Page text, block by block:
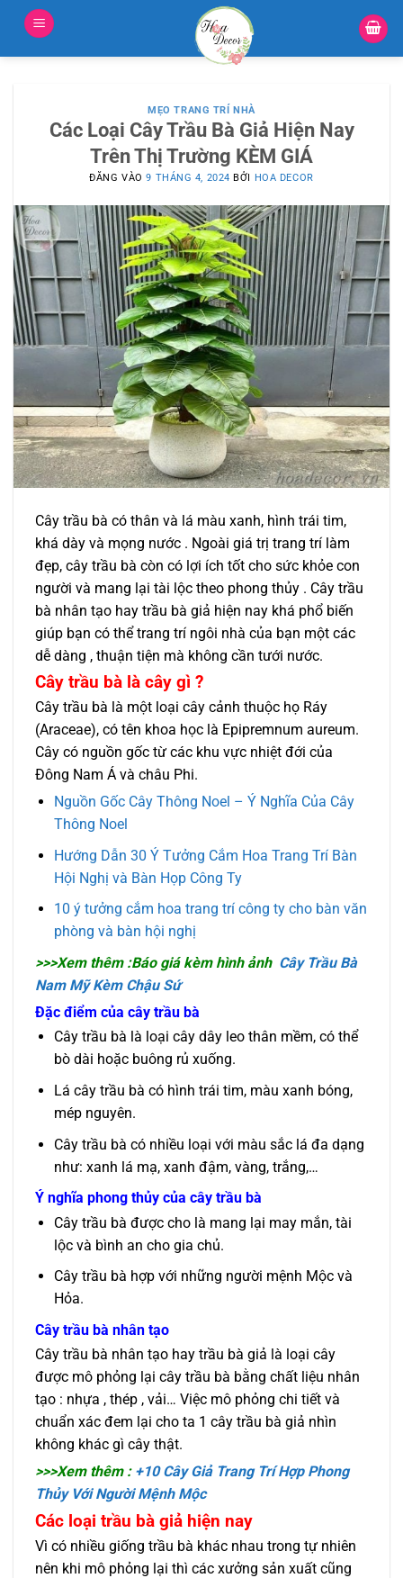
nội
MẸO TRANG TRÍ NHÀ
Các Loại Cây Trầu Bà Giả Hiện Nay
Trên Thị Trường KÈM GIÁ
ĐĂNG VÀO9 THÁNG 4, 2024 BỞI HOA DECOR
Cây trầu bà có thân và lá màu xanh, hình trái tim,
khá dày và mọng nước . Ngoài giá trị trang trí làm
đẹp, cây trầu bà còn có lợi ích tốt cho sức khỏe con
người và mang lại tài lộc theo phong thủy . Cây trầu
bà nhân tạo hay trầu bà giả hiện nay khá phổ biến
giúp bạn có thể trang trí ngôi nhà của bạn một các
dễ dàng , thuận tiện mà không cần tưới nước.
Cây trầu bà là cây gì ?
Cây trầu bà là một loại cây cảnh thuộc họ Ráy
(Araceae), có tên khoa học là Epipremnum aureum.
Cây có nguồn gốc từ các khu vực nhiệt đới của
Đông Nam Á và châu Phi.
Nguồn Gốc Cây Thông Noel – Ý Nghĩa Của Cây
Thông Noel
Hướng Dẫn 30 Ý Tưởng Cắm Hoa Trang Trí Bàn
Hội Nghị và Bàn Họp Công Ty
10 ý tưởng cắm hoa trang trí công ty cho bàn văn
phòng và bàn hội nghị
>>>Xem thêm :Báo giá kèm hình ảnh Cây Trầu Bà
Nam Mỹ Kèm Chậu Sứ
Đặc điểm của cây trầu bà
Cây trầu bà là loại cây dây leo thân mềm, có thể
bò dài hoặc buông rủ xuống.
Lá cây trầu bà có hình trái tim, màu xanh bóng,
mép nguyên.
Cây trầu bà có nhiều loại với màu sắc lá đa dạng
như: xanh lá mạ, xanh đậm, vàng, trắng,…
Ý nghĩa phong thủy của cây trầu bà
Cây trầu bà được cho là mang lại may mắn, tài
lộc và bình an cho gia chủ.
Cây trầu bà hợp với những người mệnh Mộc và
Hỏa.
Cây trầu bà nhân tạo
Cây trầu bà nhân tạo hay trầu bà giả là loại cây
được mô phỏng lại cây trầu bà bằng chất liệu nhân
tạo : nhựa , thép , vải… Việc mô phỏng chi tiết và
chuẩn xác đem lại cho ta 1 cây trầu bà giả nhìn
không khác gì cây thật.
>>>Xem thêm : +10 Cây Giả Trang Trí Hợp Phong
Thủy Với Người Mệnh Mộc
Các loại trầu bà giả hiện nay
Vì có nhiều giống trầu bà khác nhau trong tự nhiên
nên khi mô phỏng lại thì các xưởng sản xuất cũng